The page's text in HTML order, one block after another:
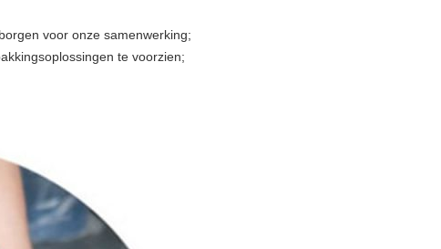
voor onze samenwerking;
te voorzien;